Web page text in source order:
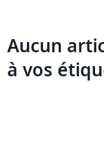
Aucun
à vos